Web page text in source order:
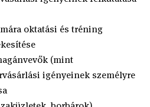
oktatási és tréning
(mint
igényeinek személyre